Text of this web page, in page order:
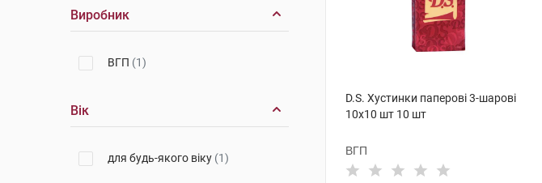
Виробник
ВГП (1)
Вік
для будь-якого віку (1)
D.S. Хустинки паперові 3-шарові
10х10 шт 10 шт
ВГП